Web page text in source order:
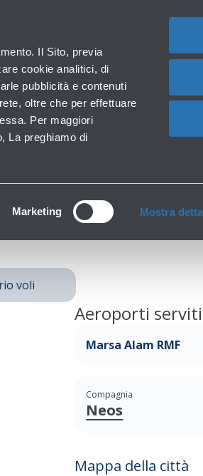
Il Sito, previa
cookie analitici, di
pubblicità e contenuti
oltre che per effettuare
Per maggiori
La preghiamo di
Marketing Mostra
aeroporto
shopping e servizi
Necessità
Accessibilità, Famiglie,
da Bologna
voli
Aeroporti
Marsa Alam RMF
Compagnia
Neos
Mappa della città